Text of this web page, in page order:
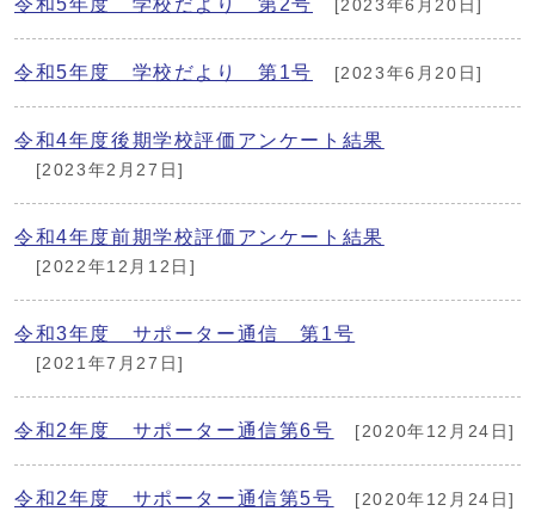
令和5年度 学校だより 第2号 [2023年6月20日]
令和5年度 学校だより 第1号 [2023年6月20日]
令和4年度後期学校評価アンケート結果
[2023年2月27日]
令和4年度前期学校評価アンケート結果
[2022年12月12日]
令和3年度 サポーター通信 第1号
[2021年7月27日]
令和2年度 サポーター通信第6号 [2020年12月24日]
令和2年度 サポーター通信第5号 [2020年12月24日]